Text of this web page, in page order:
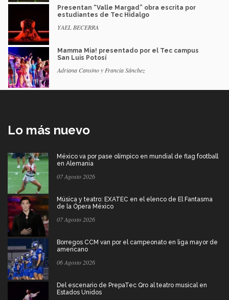
Presentan “Valle Margad” obra escrita por
estudiantes de Tec Hidalgo
YAEL BECERRA
Mamma Mia! presentado por el Tec campus
San Luis Potosí
Adriana Cansino y Francia Sánchez
Lo más nuevo
México va por pase olímpico en mundial de flag football
en Alemania
07 Agosto 2026
Música y teatro: EXATEC en el elenco de El Fantasma
de la Ópera México
07 Agosto 2026
Borregos CCM van por el campeonato en liga mayor de
americano
06 Agosto 2026
Del escenario de PrepaTec Qro al teatro musical en
Estados Unidos